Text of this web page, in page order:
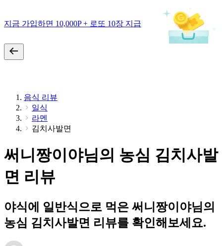
지금 가입하면 10,000P + 로또 10장 지급
음식 리뷰
일식
라멘
김치사발면
써니짱이야님의 농심 김치사발
면 리뷰
야식에 일반식으로 먹은 써니짱이야님의
농심 김치사발면 리뷰를 확인해보세요.